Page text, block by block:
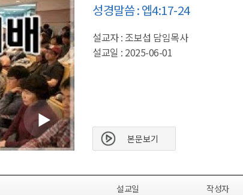
성경말씀 : 엡4:17-24
설교자 : 조보섭 담임목사
설교일 : 2025-06-01
본문보기
설교일 작성자